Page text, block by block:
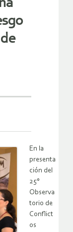
En la
presenta
ción del
25°
Observa
torio de
Conflict
os